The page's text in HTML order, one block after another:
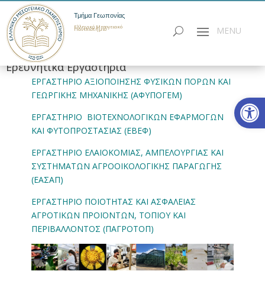
Τμήμα Γεωπονίας
Ελληνικό Μεσογειακό
Πανεπιστήμιο
Ερευνητικά Εργαστήρια
ΕΡΓΑΣΤΗΡΙΟ ΑΞΙΟΠΟΙΗΣΗΣ ΦΥΣΙΚΩΝ ΠΟΡΩΝ ΚΑΙ
ΓΕΩΡΓΙΚΗΣ ΜΗΧΑΝΙΚΗΣ (ΑΦΥΠΟΓΕΜ)
ΕΡΓΑΣΤΗΡΙΟ ΒΙΟΤΕΧΝΟΛΟΓΙΚΩΝ ΕΦΑΡΜΟΓΩΝ
ΚΑΙ ΦΥΤΟΠΡΟΣΤΑΣΙΑΣ (ΕΒΕΦ)
ΕΡΓΑΣΤΗΡΙΟ ΕΛΑΙΟΚΟΜΙΑΣ, ΑΜΠΕΛΟΥΡΓΙΑΣ ΚΑΙ
ΣΥΣΤΗΜΑΤΩΝ ΑΓΡΟΟΙΚΟΛΟΓΙΚΗΣ ΠΑΡΑΓΩΓΗΣ
(ΕΑΣΑΠ)
ΕΡΓΑΣΤΗΡΙΟ ΠΟΙΟΤΗΤΑΣ ΚΑΙ ΑΣΦΑΛΕΙΑΣ
ΑΓΡΟΤΙΚΩΝ ΠΡΟΪΟΝΤΩΝ, ΤΟΠΙΟΥ ΚΑΙ
ΠΕΡΙΒΑΛΛΟΝΤΟΣ (ΠΑΓΡΟΤΟΠ)